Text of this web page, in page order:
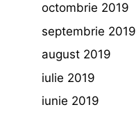
octombrie 2019
septembrie 2019
august 2019
iulie 2019
iunie 2019